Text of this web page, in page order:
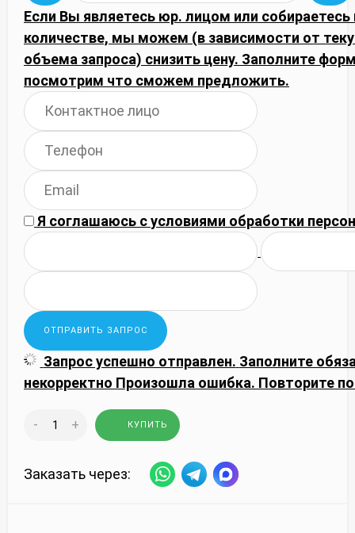
Если Вы являетесь юр. лицом или
количестве, мы можем (в зависимости от
объема запроса) снизить цену. Заполните
посмотрим что сможем предложить.
Я соглашаюсь сусловиями обработки
Запрос успешно отправлен. Заполните
некорректно Произошла ошибка. Повторите
- + КУПИТЬ
Заказать через: